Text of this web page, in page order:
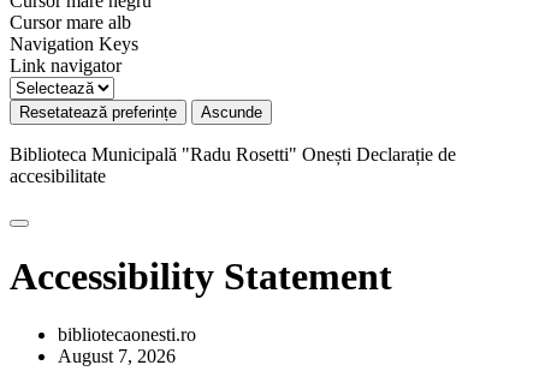
Cursor mare alb
Navigation Keys
Link navigator
Resetatează preferințe Ascunde
Biblioteca Municipală "Radu Rosetti" Onești Declarație de
accesibilitate
Accessibility Statement
bibliotecaonesti.ro
August 7, 2026